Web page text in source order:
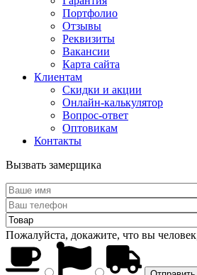
Портфолио
Отзывы
Реквизиты
Вакансии
Карта сайта
Клиентам
Скидки и акции
Онлайн-калькулятор
Вопрос-ответ
Оптовикам
Контакты
Вызвать замерщика
Пожалуйста, докажите, что вы